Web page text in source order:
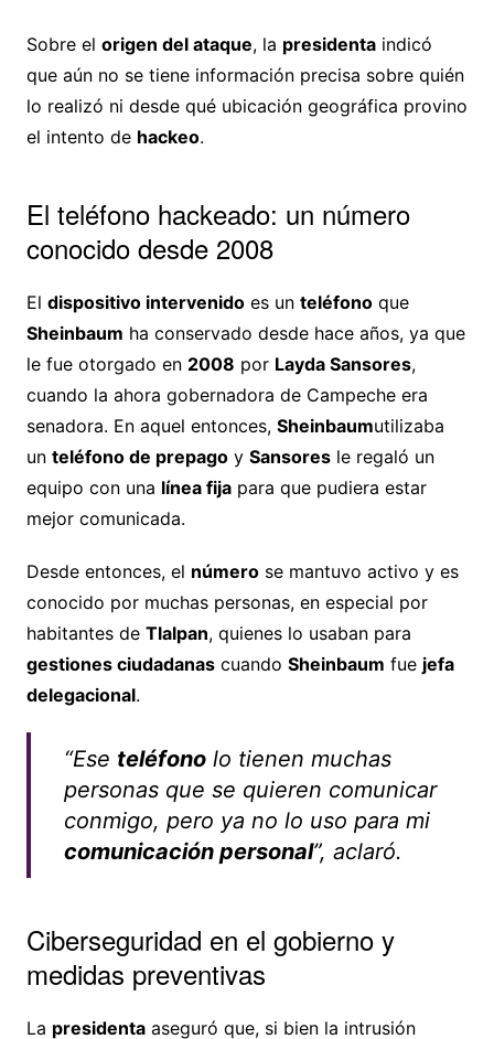
Sobre el origen del ataque, la presidentaindicó
que aún no se tiene información precisa sobre quién
lo realizó ni desde qué ubicación geográfica provino
el intento de hackeo.
El teléfono hackeado: un número
conocido desde 2008
El dispositivo intervenidoes un teléfonoque
Sheinbaum ha conservado desde hace años, ya que
le fue otorgado en 2008 por Layda Sansores,
cuando la ahora gobernadora de Campeche era
senadora. En aquel entonces, Sheinbaumutilizaba
un teléfono de prepagoy Sansoresle regaló un
equipo con una línea fijapara que pudiera estar
mejor comunicada.
Desde entonces, el númerose mantuvo activo y es
conocido por muchas personas, en especial por
habitantes de Tlalpan, quienes lo usaban para
gestiones ciudadanascuando Sheinbaum fue jefa
delegacional.
“Ese teléfonolo tienen muchas
personas que se quieren comunicar
conmigo, pero ya no lo uso para mi
comunicación personal”, aclaró.
Ciberseguridad en el gobierno y
medidas preventivas
La presidentaaseguró que, si bien la intrusión